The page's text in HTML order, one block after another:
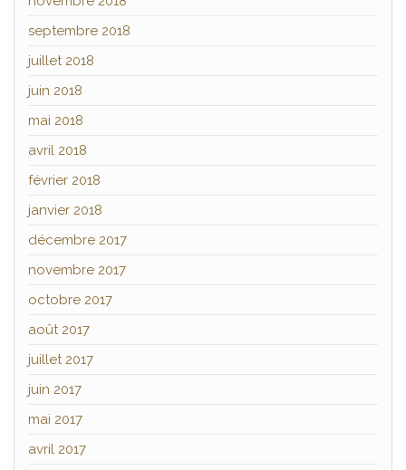
septembre 2018
juillet 2018
juin 2018
mai 2018
avril 2018
février 2018
janvier 2018
décembre 2017
novembre 2017
octobre 2017
août 2017
juillet 2017
juin 2017
mai 2017
avril 2017